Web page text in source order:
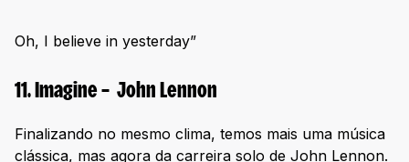
Oh, I believe in yesterday”
11. Imagine – John Lennon
Finalizando no mesmo clima, temos mais uma música
clássica, mas agora da carreira solo de John Lennon.